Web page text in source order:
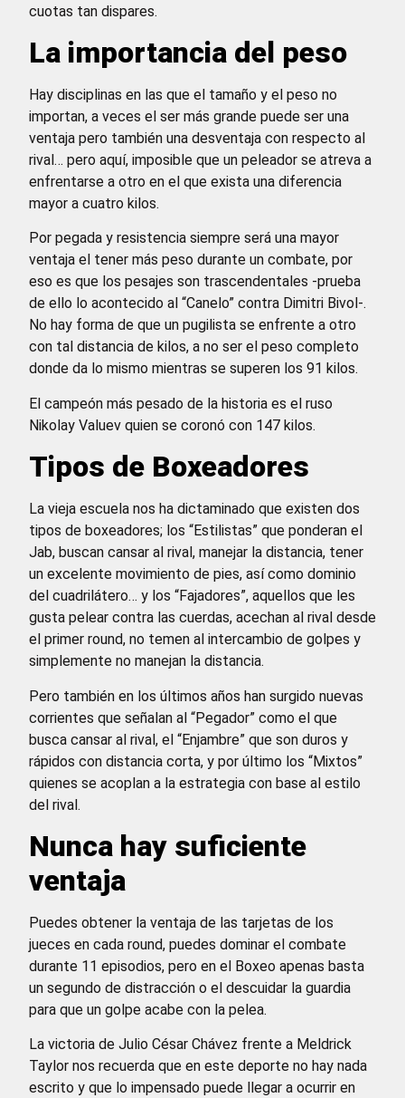
cuotas tan dispares.
La importancia del peso
Hay disciplinas en las que el tamaño y el peso no
importan, a veces el ser más grande puede ser una
ventaja pero también una desventaja con respecto al
rival… pero aquí, imposible que un peleador se atreva a
enfrentarse a otro en el que exista una diferencia
mayor a cuatro kilos.
Por pegada y resistencia siempre será una mayor
ventaja el tener más peso durante un combate, por
eso es que los pesajes son trascendentales -prueba
de ello lo acontecido al “Canelo” contra Dimitri Bivol-.
No hay forma de que un pugilista se enfrente a otro
con tal distancia de kilos, a no ser el peso completo
donde da lo mismo mientras se superen los 91 kilos.
El campeón más pesado de la historia es el ruso
Nikolay Valuev quien se coronó con 147 kilos.
Tipos de Boxeadores
La vieja escuela nos ha dictaminado que existen dos
tipos de boxeadores; los “Estilistas” que ponderan el
Jab, buscan cansar al rival, manejar la distancia, tener
un excelente movimiento de pies, así como dominio
del cuadrilátero… y los “Fajadores”, aquellos que les
gusta pelear contra las cuerdas, acechan al rival desde
el primer round, no temen al intercambio de golpes y
simplemente no manejan la distancia.
Pero también en los últimos años han surgido nuevas
corrientes que señalan al “Pegador” como el que
busca cansar al rival, el “Enjambre” que son duros y
rápidos con distancia corta, y por último los “Mixtos”
quienes se acoplan a la estrategia con base al estilo
del rival.
Nunca hay suficiente
ventaja
Puedes obtener la ventaja de las tarjetas de los
jueces en cada round, puedes dominar el combate
durante 11 episodios, pero en el Boxeo apenas basta
un segundo de distracción o el descuidar la guardia
para que un golpe acabe con la pelea.
La victoria de Julio César Chávez frente a Meldrick
Taylor nos recuerda que en este deporte no hay nada
escrito y que lo impensado puede llegar a ocurrir en